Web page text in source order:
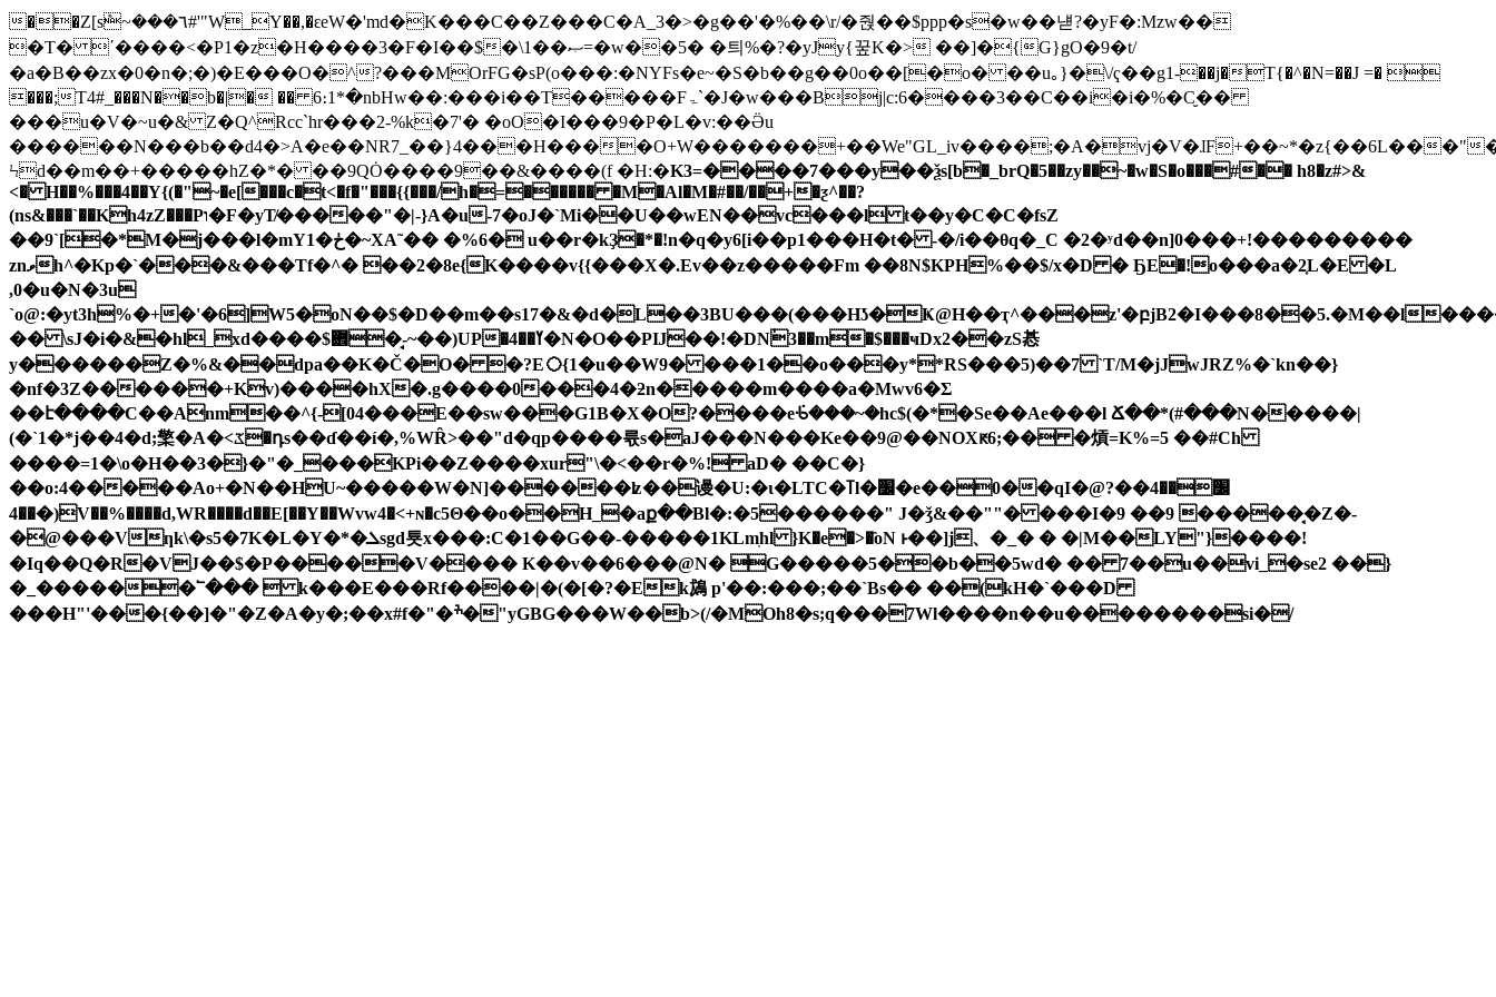
��Z[sܶ~���٦#'"W_Y��,�ԑeW�'md�K���C��Z���C�A_3�>�g��'�%��\r/�줝��$ppp�s�w��냳?�yF�:Mzw��
�T� ΄����<�P1�z�H����3�F�I��$�\1��ޞ=�w��5� �틔%�?�yJy{꿒K�> ��]�{G}gO�9�t/
�a�B��zx�0�n�;�)�E���O�^?���MOrFG�sP(o���:�NYFs�e~�S�b��g��0o��[�o� ��u｡}�\/ҁ��g1-��j�T{�^�N=��J =� 
���;T4#_���N��b�|� �� 6։1*�nbHw��:���i��T�����Fۃ`�J�w���Bj|c:6����3��C��i�i�%�C̮��
���u�V�~u�& Z�Q^Rcc`hr���2-%k�7'� �oO�I���9�P�L�v:��Ӛu
������N���b��d4�>A�e��NR7_��}4���H����O+W�������+��We"GL_iv����;�A�vj�V�ɺF+��~*�z{��6L���"
Ϟd��m��+�����hZ�*� ��9QȮ����9��&����(f �H:�K3=����7���y��ѯs[b�_brQ�5��zy��~�w�S�o���#�� h8�z#>&
<� H��%���4��Y{(�"~�e[���c�t<�f�"���{{���/h�=������ �M�Al�M�#��/��+�ƺ^��?
(ns&���`��Kh4zZ���Pו�F�yT̸�����"�|-}A�u-7�oJ�`Mi��U��wEN��vc���l t��y�C�C�fsZ
��9`[�*M�j���l�mY1�ڂ�~XA˜�� �%6� u��r�kҘ�*�!n�q�y6[i��p1���H�t� -�/i��θq�_C �2�ʸ d��n]0���+!���������
znވh^�Kp�`���&���Tf�^� ��2�8e{K����v{{���X�.Ev��z�����Fm ��8N$KPH%��$/x�D � ҔE�!о���a�2͎L�E �L
,0�u�N�3u
`o@:�yt3h%�+�'�6]W5�oN��$�D��m��s17�&�d�L��3BU���(���Hʖ�Ҝ@H��ҭ^���z'�բjB2�I���8��5.�M��l
�� \sJ�i�&�hl_xd����$܎�̘-~��)UP�4��ߌ�N�O��PĲ��!�DNٰ3��m�$���ҹDx2��zS惎
y������Z�%&��dpa��K�Č�O� �?E◯{1�u��W9� ���1��o���y**RS���5)��7 `T/M�jJwJRZ%�`kn��}
�nf�3Z������+Kv)����hX�.g����0���4�ƻn�����m����a�Mwv6�Σ
��է����C��Anm��^{-[04���E��sw���G1B�X�O?����eᢹ���~�hc$(�*�Se��Ae���l Ճ��*(#���N�����|
(�`1�*j��4�d;檠�A�<ػ�դs��ɗ��í�,%WȒ>��"d�qp����륛s�aJ���N���Ke��9@��NOXԟ6;�� �熕=K%=5 ��#Ch
����=1�\o�H��3�}�"�_���KPi��Z����xur"\�<��r�%! aD� ��C�}
��o:4�����Ao+�N��HU~�����W�N]������ʫ��谩�U:�ɩ�LTC�ߠl�׼�e��0��qI�@?��4׼��
��4�)V��%����d,WR����d��E[��Y��Wvw4�<+ɴ�c5Θ��o��H_�aք��Bl�:�5������" J�ǯ&��""� ���I�9 ��9 �����͔�Z�-
�@���Vƞk\�s5�7K�L�Y�*�ܠsgd툣x���:C�1��G��-�����1KLmֽhl }K�e�>�҄oN ͱ��]ј、�_� � �|M��LY"}����!
�Iq��Q�R�VJ��$�P�����V���� K��v��6���@N� G�����5��b��5wd� �� 7��u��vi_�se2 ��}
�_������՟���  k���E���Rf����|�(�[�?�Ek䳊 p'��:���;��`Bs�� ��(kH�`���D
���H"'���{��]�"�Z�A�y�;��x#f�"�ׯ�"yGBG���W��b>(/�MOh8�s;q���7Wl����n��u��������si�/